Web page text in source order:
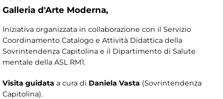
Galleria d'Arte Moderna,
Iniziativa organizzata in collaborazione con il Servizio
Coordinamento Catalogo e Attività Didattica della
Sovrintendenza Capitolina e il Dipartimento di Salute
mentale della ASL RM1.
Visita guidata a cura di Daniela Vasta (Sovrintendenza
Capitolina).